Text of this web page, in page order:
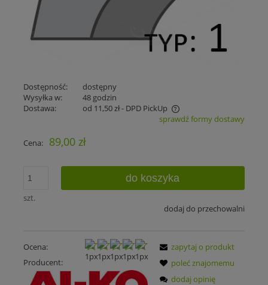
Dostępność:
dostępny
Wysyłka w:
48 godzin
Dostawa:
od 11,50 zł- DPD PickUp
Cena nie zawiera ewentualnych kosztów płatności
sprawdź formy dostawy
Cena: 89,00 zł
szt.
do koszyka
dodaj do przechowalni
Ocena:
Producent:
zapytaj o produkt
poleć znajomemu
dodaj opinię